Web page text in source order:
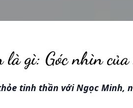
gì: Góc nhìn
tinh thần với Ngọc Minh,